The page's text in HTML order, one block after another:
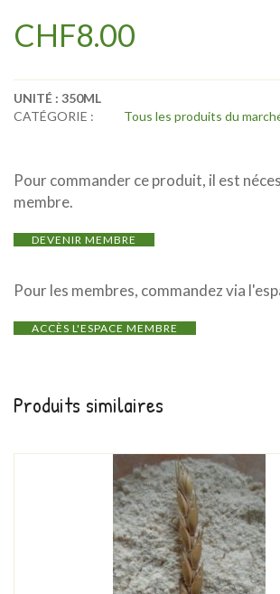
CHF8.00
UNITÉ : 350ML
CATÉGORIE :
Tous les produits du
Pour commander ce produit, il est
membre.
DEVENIR MEMBRE
Pour les membres, commandez via
ACCÈS L'ESPACE MEMBRE
Produits similaires